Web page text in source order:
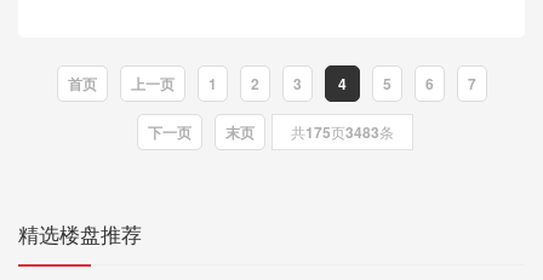
仅规划 27 套高端奢华联排别
墅，以低密度与稀缺性彰显尊
贵定位...
首页 上一页 1 2 3 4 5 6 7
下一页 末页 共175页3483条
精选楼盘推荐